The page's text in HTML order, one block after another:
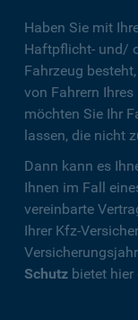
Haben Sie mit
Haftpflicht- und/
Fahrzeug
von Fahrern
möchten Sie Ihr
lassen, die nicht
Dann kann es
Ihnen im Fall
vereinbarte
Ihrer Kfz-
Schutz bietet hier